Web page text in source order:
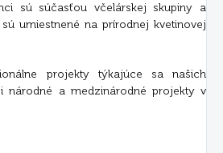
sú súčasťou včelárskej skupiny a
umiestnené na prírodnej kvetinovej
projekty týkajúce sa našich
národné a medzinárodné projekty v